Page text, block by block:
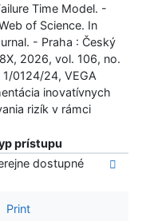
Time Model. -
of Science. In
- Praha : Český
2026, vol. 106, no.
0124/24, VEGA
inovatívnych
rizík v rámci
prístupu
dostupné
Print